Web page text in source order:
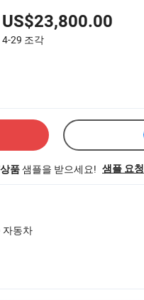
US$23,800.00
4-29 조각
품샘플을 받으세요! 샘플 요청
자동차